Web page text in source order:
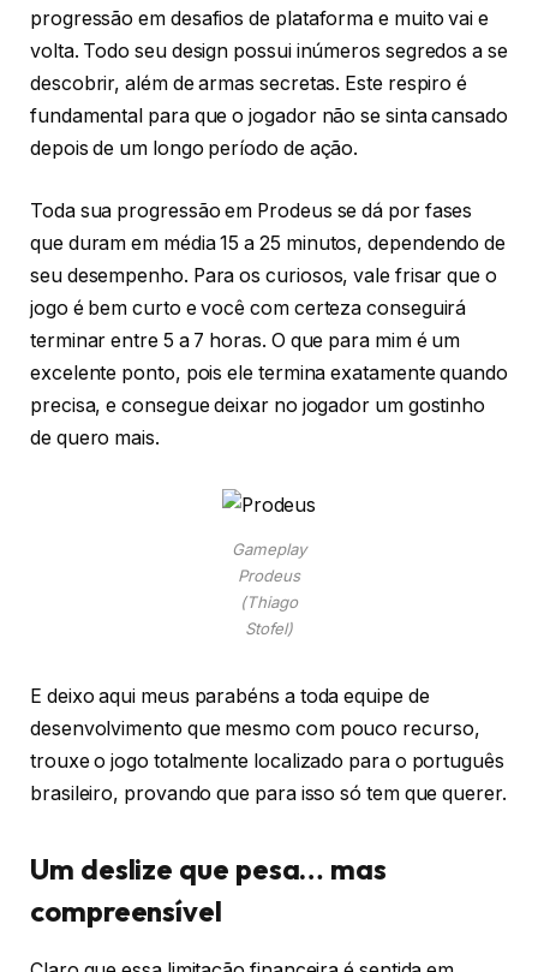
progressão em desafios de plataforma e muito vai e
volta. Todo seu design possui inúmeros segredos a se
descobrir, além de armas secretas. Este respiro é
fundamental para que o jogador não se sinta cansado
depois de um longo período de ação.
Toda sua progressão em Prodeus se dá por fases
que duram em média 15 a 25 minutos, dependendo de
seu desempenho. Para os curiosos, vale frisar que o
jogo é bem curto e você com certeza conseguirá
terminar entre 5 a 7 horas. O que para mim é um
excelente ponto, pois ele termina exatamente quando
precisa, e consegue deixar no jogador um gostinho
de quero mais.
Gameplay
Prodeus
(Thiago
Stofel)
E deixo aqui meus parabéns a toda equipe de
desenvolvimento que mesmo com pouco recurso,
trouxe o jogo totalmente localizado para o português
brasileiro, provando que para isso só tem que querer.
Um deslize que pesa… mas
compreensível